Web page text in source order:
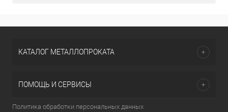
КАТАЛОГ МЕТАЛЛОПРОКАТА
ПОМОЩЬ И СЕРВИСЫ
Политика обработки персональных данных